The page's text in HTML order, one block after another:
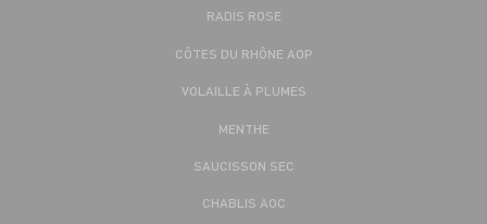
RADIS ROSE
CÔTES DU RHÔNE AOP
VOLAILLE À PLUMES
MENTHE
SAUCISSON SEC
CHABLIS AOC